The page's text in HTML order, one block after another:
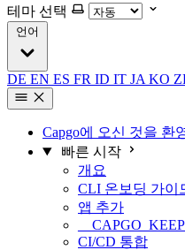
테마 선택
언어
DE EN ES FR ID IT JA KO
Capgo에 오신 것을 환
빠른 시작
개요
CLI 온보딩 가이
앱 추가
CI/CD 통합